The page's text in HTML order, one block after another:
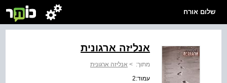
שלום אורח
אנליזה ארגונית
מתוך: > אנליזה ארגונית
עמוד:2